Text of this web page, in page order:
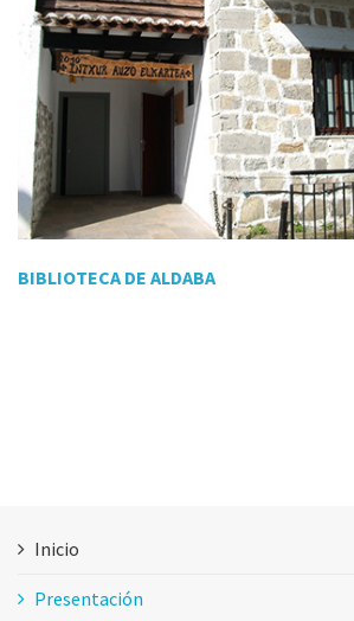
BIBLIOTECA DE ALDABA
Inicio
Presentación